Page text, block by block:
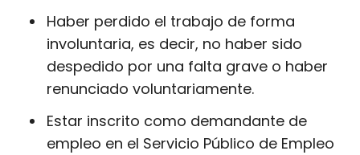
Haber perdido el trabajo de forma
involuntaria, es decir, no haber sido
despedido por una falta grave o haber
renunciado voluntariamente.
Estar inscrito como demandante de
empleo en el Servicio Público de Empleo